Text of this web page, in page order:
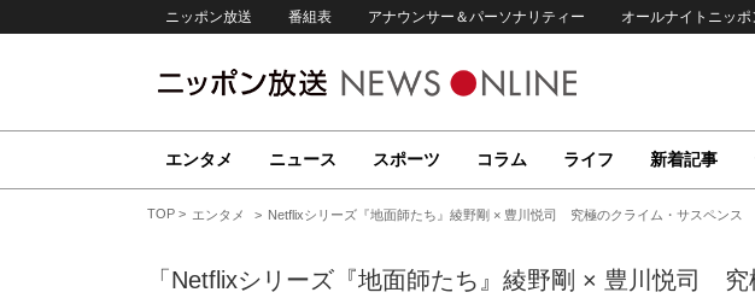
ニッポン放送 番組表 アナウンサー＆パーソナリティー オールナイトニッポ
エンタメ ニュース スポーツ コラム ライフ 新着記事
TOP エンタメ Netflixシリーズ『地面師たち』綾野剛 × 豊川悦司 究極のクライム・サスペンス
「Netflixシリーズ『地面師たち』綾野剛 × 豊川悦司